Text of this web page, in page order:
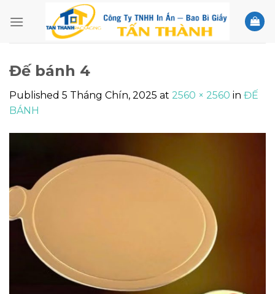
Đế bánh 4
Published 5 Tháng Chín, 2025 at 2560 × 2560 in ĐẾ
BÁNH